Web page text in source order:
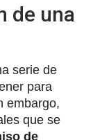
de una
serie de
para
embargo,
que se
de